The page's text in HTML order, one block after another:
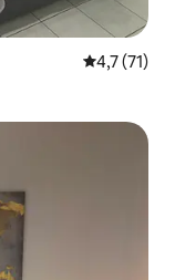
Évaluation
4,7 (71)